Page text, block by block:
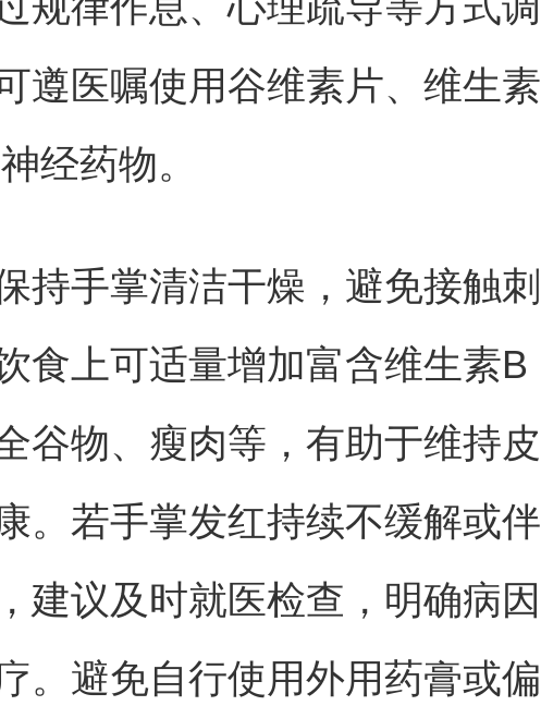
遵医嘱使用谷维素片、维生素
经药物。
持手掌清洁干燥，避免接触刺
食上可适量增加富含维生素B
谷物、瘦肉等，有助于维持皮
。若手掌发红持续不缓解或伴
建议及时就医检查，明确病因
。避免自行使用外用药膏或偏